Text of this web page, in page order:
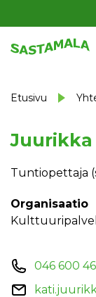
Etusivu
Juurikka
Tuntiopettaja
Organisaatio
046 600